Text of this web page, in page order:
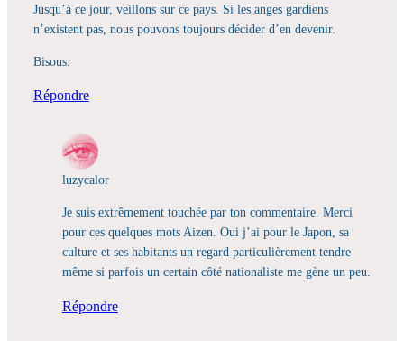
Jusqu’à ce jour, veillons sur ce pays. Si les anges gardiens
n’existent pas, nous pouvons toujours décider d’en devenir.
Bisous.
Répondre
luzycalor
Je suis extrêmement touchée par ton commentaire. Merci
pour ces quelques mots Aizen. Oui j’ai pour le Japon, sa
culture et ses habitants un regard particulièrement tendre
même si parfois un certain côté nationaliste me gène un peu.
Répondre